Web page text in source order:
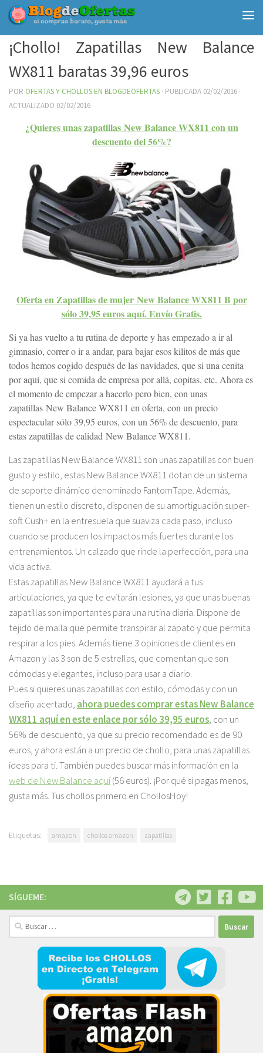
Debajo del contenido
¡Chollo! Zapatillas New Balance
WX811 baratas 39,96 euros
POR OFERTAS Y CHOLLOS EN BLOGDEOFERTAS · PUBLICADA 02/02/2016 ·
ACTUALIZADO 02/02/2016
¿Quieres unas zapatillas New Balance WX811 con un
descuento del 56%?
Oferta en Zapatillas de mujer New Balance WX811 B por
sólo 39,95 euros aquí. Envío Gratis.
Si ya has vuelto a tu rutina de deporte y has empezado a ir al
gimnasio, correr o ir a andar, para bajar esos kilitos de más que
todos hemos cogido después de las navidades, que si una cenita
por aquí, que si comida de empresa por allá, copitas, etc. Ahora es
el momento de empezar a hacerlo pero bien, con unas
zapatillas New Balance WX811 en oferta, con un precio
espectacular sólo 39,95 euros, con un 56% de descuento, para
estas zapatillas de calidad New Balance WX811.
Las zapatillas New Balance WX811 son unas zapatillas con buen
gusto y estilo, estas New Balance WX811 dotan de un sistema
de soporte dinámico denominado FantomTape. Además,
tienen un estilo discreto, disponen de su amortiguación super-
soft Cush+ en la entresuela que suaviza cada paso, incluso
cuando se producen los impactos más fuertes durante los
entrenamientos. Un calzado que rinde la perfección, para una
vida activa.
Estas zapatillas New Balance WX811 ayudará a tus
articulaciones, ya que te evitarán lesiones, ya que unas buenas
zapatillas son importantes para una rutina diaria. Dispone de
tejido de malla que permite transpirar al zapato y que permita
respirar a los pies. Además tiene 3 opiniones de clientes en
Amazon y las 3 son de 5 estrellas, que comentan que son
cómodas y elegantes, incluso para usar a diario.
Pues si quieres unas zapatillas con estilo, cómodas y con un
diseño acertado, ahora puedes comprar estas New Balance
WX811 aquí en este enlace por sólo 39,95 euros, con un
56% de descuento, ya que su precio recomendado es de 90
euros, y ahora están a un precio de chollo, para unas zapatillas
ideas para ti. También puedes buscar más información en la
web de New Balance aquí(56 euros). ¡Por qué si pagas menos,
gusta más. Tus chollos primero en ChollosHoy!
Etiquetas: amazon chollos amazon zapatillas
SÍGUEME:
Buscar: